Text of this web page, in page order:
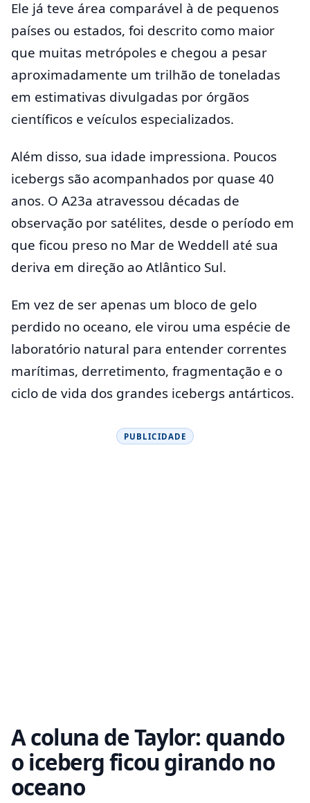
Ele já teve área comparável à de pequenos
países ou estados, foi descrito como maior
que muitas metrópoles e chegou a pesar
aproximadamente um trilhão de toneladas
em estimativas divulgadas por órgãos
científicos e veículos especializados.
Além disso, sua idade impressiona. Poucos
icebergs são acompanhados por quase 40
anos. O A23a atravessou décadas de
observação por satélites, desde o período em
que ficou preso no Mar de Weddell até sua
deriva em direção ao Atlântico Sul.
Em vez de ser apenas um bloco de gelo
perdido no oceano, ele virou uma espécie de
laboratório natural para entender correntes
marítimas, derretimento, fragmentação e o
ciclo de vida dos grandes icebergs antárticos.
PUBLICIDADE
A coluna de Taylor: quando
o iceberg ficou girando no
oceano